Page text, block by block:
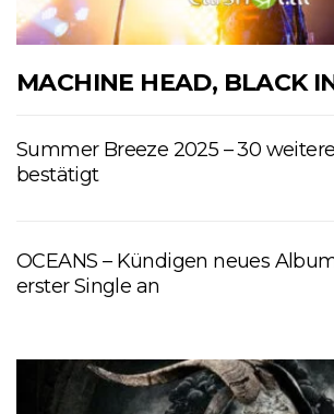
MACHINE HEAD, BLACK
Summer Breeze 2025 – 30
bestätigt
OCEANS – Kündigen neues
erster Single an